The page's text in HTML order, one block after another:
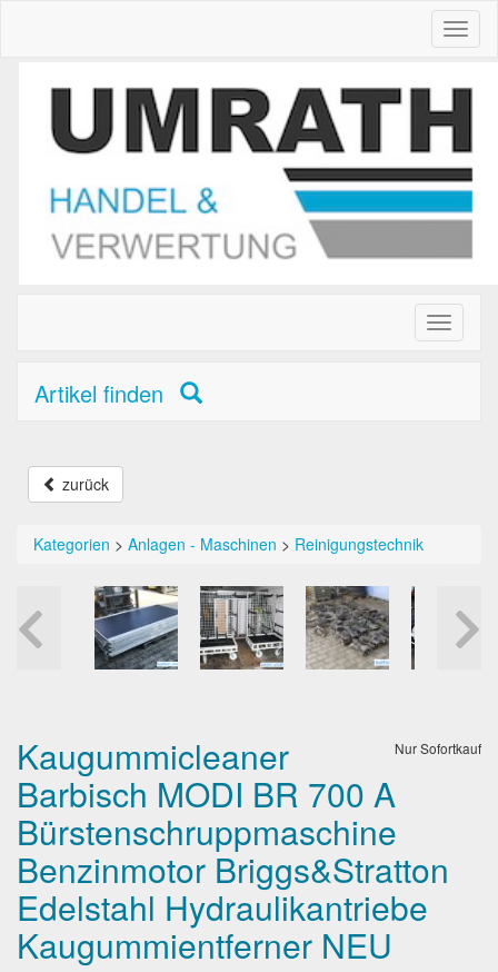
Toggle
primary
Artikel finden
zurück
Kategorien > Anlagen - Maschinen > Reinigungstechnik
Nur Sofortkauf
Kaugummicleaner
Barbisch MODI BR 700 A
Bürstenschruppmaschine
Benzinmotor Briggs&Stratton
Edelstahl Hydraulikantriebe
Kaugummientferner NEU